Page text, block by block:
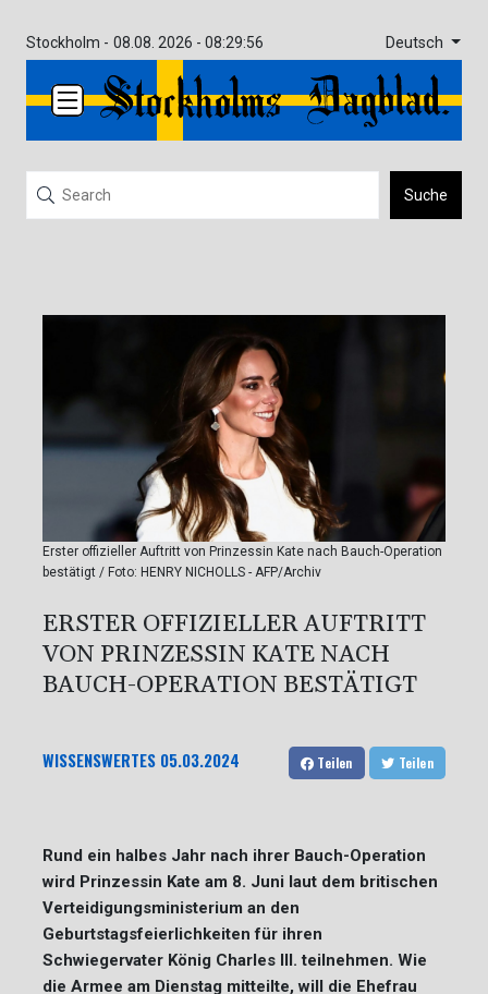
Stockholm - 08.08. 2026 - 08:29:56 Deutsch
Suche
Erster offizieller Auftritt von Prinzessin Kate nach Bauch-Operation
bestätigt / Foto: HENRY NICHOLLS - AFP/Archiv
ERSTER OFFIZIELLER AUFTRITT
VON PRINZESSIN KATE NACH
BAUCH-OPERATION BESTÄTIGT
WISSENSWERTES 05.03.2024 Teilen Teilen
Rund ein halbes Jahr nach ihrer Bauch-Operation
wird Prinzessin Kate am 8. Juni laut dem britischen
Verteidigungsministerium an den
Geburtstagsfeierlichkeiten für ihren
Schwiegervater König Charles III. teilnehmen. Wie
die Armee am Dienstag mitteilte, will die Ehefrau